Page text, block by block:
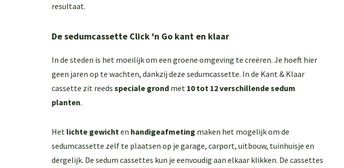
resultaat.
De sedumcassette Click 'n Go kant en klaar
In de steden is het moeilijk om een groene omgeving te creëren. Je hoeft hier
geen jaren op te wachten, dankzij deze sedumcassette. In de Kant & Klaar
cassette zit reeds speciale grond met 10 tot 12 verschillende sedum
planten.
Het lichte gewicht en handigeafmeting maken het mogelijk om de
sedumcassette zelf te plaatsen op je garage, carport, uitbouw, tuinhuisje en
dergelijk. De sedum cassettes kun je eenvoudig aan elkaar klikken. De cassettes